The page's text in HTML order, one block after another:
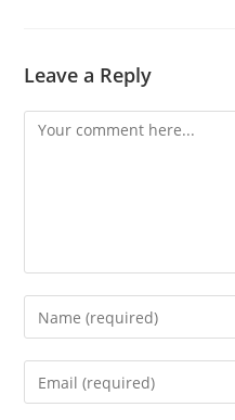
Leave a Reply